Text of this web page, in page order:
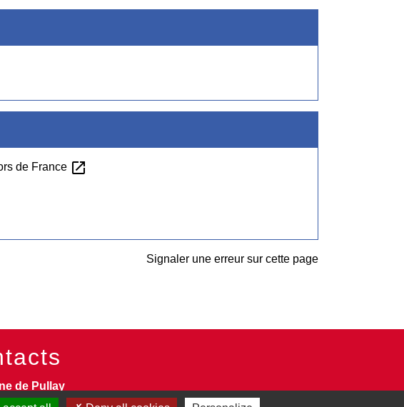
de France open_in_new
Signaler une erreur sur cette page
de Pullay
Rossignols